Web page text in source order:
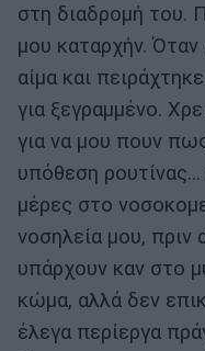
στη διαδρομή του.
μου καταρχήν.
αίμα και
για ξεγραμμένο.
για να μου πουν
υπόθεση
μέρες στο
νοσηλεία μου,
υπάρχουν καν στο
κώμα, αλλά δεν
έλεγα περίεργα